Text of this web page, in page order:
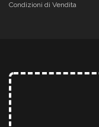
Condizioni di Vendita